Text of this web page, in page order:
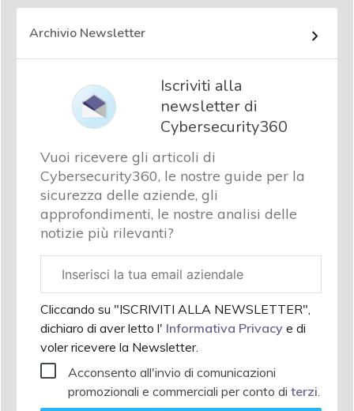
Archivio Newsletter
Iscriviti alla
newsletter di
Cybersecurity360
Vuoi ricevere gli articoli di
Cybersecurity360, le nostre guide per la
sicurezza delle aziende, gli
approfondimenti, le nostre analisi delle
notizie più rilevanti?
aziendale
Cliccando su "ISCRIVITI ALLA NEWSLETTER",
dichiaro di aver letto l' Informativa Privacy e di
voler ricevere la Newsletter.
Acconsento all'invio di comunicazioni
promozionali e commerciali per conto di terzi.